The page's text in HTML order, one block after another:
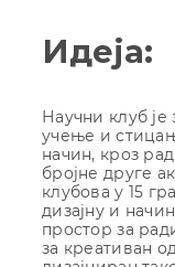
Идеја:
Научни клуб
учење и
начин, кроз
бројне друге
клубова у 15
дизајну и
простор за
за креативан